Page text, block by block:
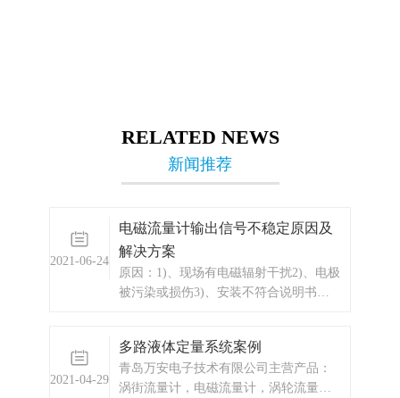
RELATED NEWS
新闻推荐
2021-06-24
电磁流量计输出信号不稳定原因及
解决方案
原因：1)、现场有电磁辐射干扰2)、电极
被污染或损伤3)、安装不符合说明书规
上下阀门有扰动6)、液体中夹带气泡或
大颗粒7)、管道有泄漏8)、管道有强烈运
动9)、工艺生产出现液体波
2021-04-29
多路液体定量系统案例
青岛万安电子技术有限公司主营产品：
涡街流量计，电磁流量计，涡轮流量